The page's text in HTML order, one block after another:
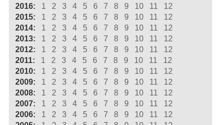
2016:
1 2 3 4 5 6 7 8 9 10 11
12
2015:
1 2 3 4 5 6 7 8 9 10 11
12
2014:
1 2 3 4 5 6 7 8 9 10 11
12
2013:
1 2 3 4 5 6 7 8 9 10 11
12
2012:
1 2 3 4 5 6 7 8 9 10 11
12
2011:
1 2 3 4 5 6 7 8 9 10 11
12
2010:
1 2 3 4 5 6 7 8 9 10 11
12
2009:
1 2 3 4 5 6 7 8 9 10 11
12
2008:
1 2 3 4 5 6 7 8 9 10 11
12
2007:
1 2 3 4 5 6 7 8 9 10 11
12
2006:
1 2 3 4 5 6 7 8 9 10 11
12